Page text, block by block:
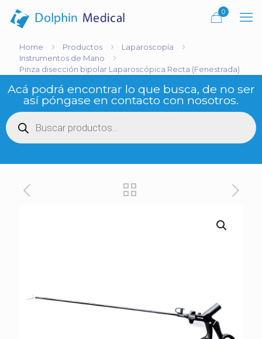
0
Home Productos
Laparoscopía
Instrumentos de Mano
Pinza disección bipolar Laparoscópica Recta (Fenestrada)
Acá podrá encontrar lo que busca, de no ser
así póngase en contacto con nosotros.
Búsqueda
de
productos